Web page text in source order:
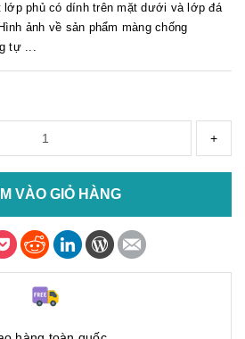
lớp phủ có dính trên mặt dưới và lớp đá
ảnh về sản phẩm màng chống
tự ...
+
VÀO GIỎ HÀNG